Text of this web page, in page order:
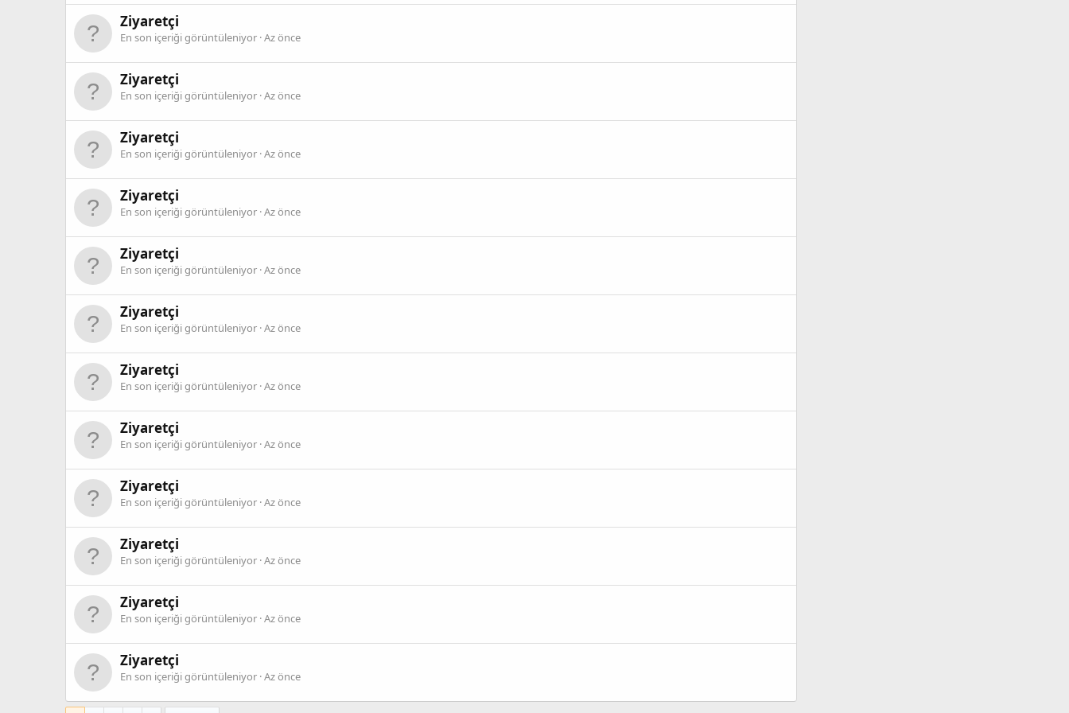
Ziyaretçi
En son içeriği görüntüleniyor Az önce
Ziyaretçi
En son içeriği görüntüleniyor Az önce
Ziyaretçi
En son içeriği görüntüleniyor Az önce
Ziyaretçi
En son içeriği görüntüleniyor Az önce
Ziyaretçi
En son içeriği görüntüleniyor Az önce
Ziyaretçi
En son içeriği görüntüleniyor Az önce
Ziyaretçi
En son içeriği görüntüleniyor Az önce
Ziyaretçi
En son içeriği görüntüleniyor Az önce
Ziyaretçi
En son içeriği görüntüleniyor Az önce
Ziyaretçi
En son içeriği görüntüleniyor Az önce
Ziyaretçi
En son içeriği görüntüleniyor Az önce
Ziyaretçi
En son içeriği görüntüleniyor Az önce